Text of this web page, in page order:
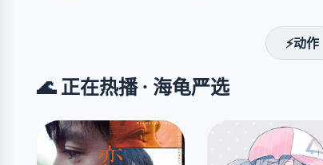
⚡动作
🌊 正在热播 · 海龟严选